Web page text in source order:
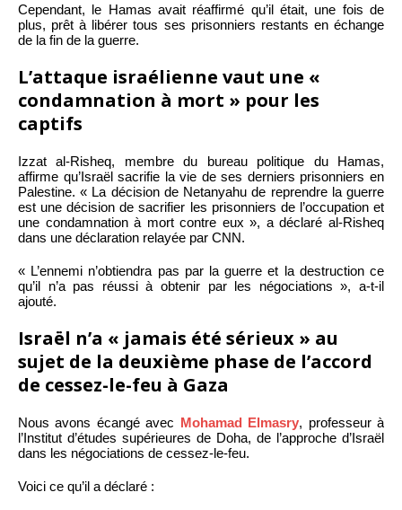
Cependant, le Hamas avait réaffirmé qu’il était, une fois de
plus, prêt à libérer tous ses prisonniers restants en échange
de la fin de la guerre.
L’attaque israélienne vaut une «
condamnation à mort » pour les
captifs
Izzat al-Risheq, membre du bureau politique du Hamas,
affirme qu’Israël sacrifie la vie de ses derniers prisonniers en
Palestine. « La décision de Netanyahu de reprendre la guerre
est une décision de sacrifier les prisonniers de l’occupation et
une condamnation à mort contre eux », a déclaré al-Risheq
dans une déclaration relayée par CNN.
« L’ennemi n’obtiendra pas par la guerre et la destruction ce
qu’il n’a pas réussi à obtenir par les négociations », a-t-il
ajouté.
Israël n’a « jamais été sérieux » au
sujet de la deuxième phase de l’accord
de cessez-le-feu à Gaza
Nous avons écangé avec Mohamad Elmasry, professeur à
l’Institut d’études supérieures de Doha, de l’approche d’Israël
dans les négociations de cessez-le-feu.
Voici ce qu’il a déclaré :